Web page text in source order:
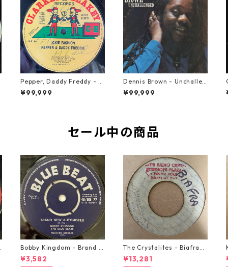
Pepper, Daddy Freddy - Ic
kie Fashion【12-50044】
¥99,999
Dennis Brown - Unchallen
ged【LP-70046】
¥99,999
セール中の商品
Bobby Kingdom - Brand N
ew Automobile【7-2088
9】
¥3,582
The Crystalites - Biafra
【7-21293】
¥13,281